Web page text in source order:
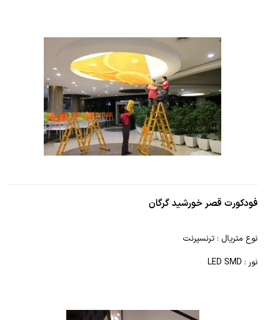
فودکورت قصر خورشید گرگان
نوع متریال : ترنسپرنت
نور : LED SMD